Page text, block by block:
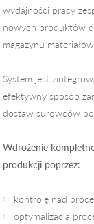
wydajności pracy
nowych produktów
magazynu
System jest
efektywny sposób
dostaw surowców
Wdrożenie
produkcji poprzez:
kontrolę nad
optymalizacja